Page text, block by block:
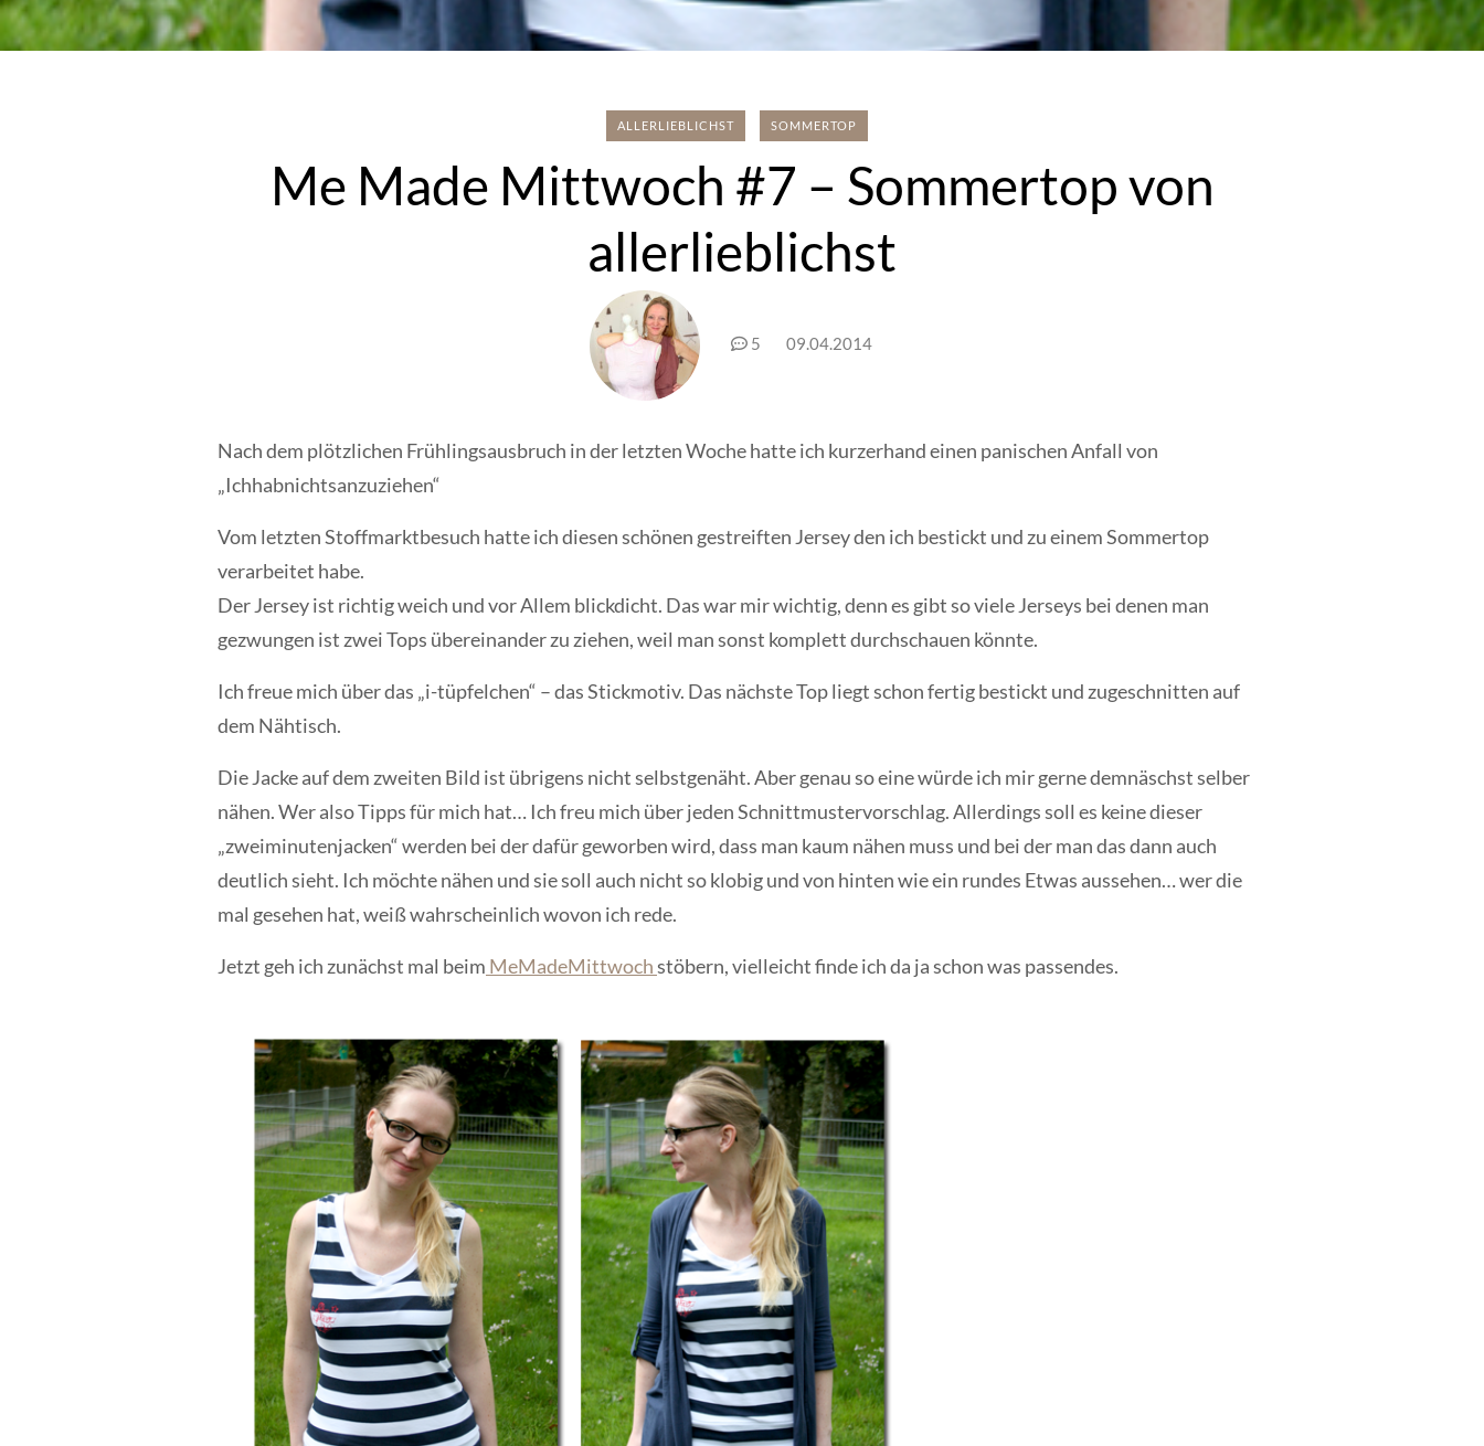
ALLERLIEBLICHST SOMMERTOP
Me Made Mittwoch #7 – Sommertop von
allerlieblichst
5 09.04.2014
Nach dem plötzlichen Frühlingsausbruch in der letzten Woche hatte ich kurzerhand einen panischen Anfall von
„Ichhabnichtsanzuziehen“
Vom letzten Stoffmarktbesuch hatte ich diesen schönen gestreiften Jersey den ich bestickt und zu einem Sommertop
verarbeitet habe.
Der Jersey ist richtig weich und vor Allem blickdicht. Das war mir wichtig, denn es gibt so viele Jerseys bei denen man
gezwungen ist zwei Tops übereinander zu ziehen, weil man sonst komplett durchschauen könnte.
Ich freue mich über das „i-tüpfelchen“ – das Stickmotiv. Das nächste Top liegt schon fertig bestickt und zugeschnitten auf
dem Nähtisch.
Die Jacke auf dem zweiten Bild ist übrigens nicht selbstgenäht. Aber genau so eine würde ich mir gerne demnäschst selber
nähen. Wer also Tipps für mich hat… Ich freu mich über jeden Schnittmustervorschlag. Allerdings soll es keine dieser
„zweiminutenjacken“ werden bei der dafür geworben wird, dass man kaum nähen muss und bei der man das dann auch
deutlich sieht. Ich möchte nähen und sie soll auch nicht so klobig und von hinten wie ein rundes Etwas aussehen… wer die
mal gesehen hat, weiß wahrscheinlich wovon ich rede.
Jetzt geh ich zunächst mal beim MeMadeMittwochstöbern, vielleicht finde ich da ja schon was passendes.